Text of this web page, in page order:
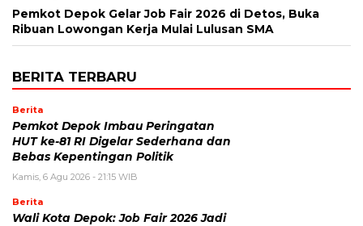
Pemkot Depok Gelar Job Fair 2026 di Detos, Buka
Ribuan Lowongan Kerja Mulai Lulusan SMA
BERITA TERBARU
Berita
Pemkot Depok Imbau Peringatan
HUT ke-81 RI Digelar Sederhana dan
Bebas Kepentingan Politik
Kamis, 6 Agu 2026 - 21:15 WIB
Berita
Wali Kota Depok: Job Fair 2026 Jadi